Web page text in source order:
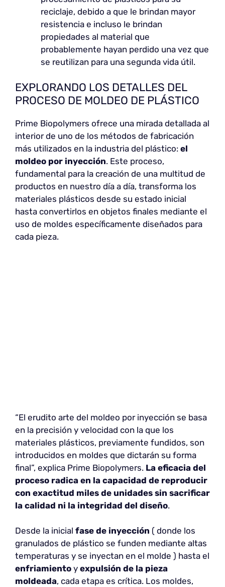
reciclaje, debido a que le brindan mayor
resistencia e incluso le brindan
propiedades al material que
probablemente hayan perdido una vez que
se reutilizan para una segunda vida útil.
EXPLORANDO LOS DETALLES DEL
PROCESO DE MOLDEO DE PLÁSTICO
Prime Biopolymers ofrece una mirada detallada al
interior de uno de los métodos de fabricación
más utilizados en la industria del plástico: el
moldeo por inyección. Este proceso,
fundamental para la creación de una multitud de
productos en nuestro día a día, transforma los
materiales plásticos desde su estado inicial
hasta convertirlos en objetos finales mediante el
uso de moldes específicamente diseñados para
cada pieza.
“El erudito arte del moldeo por inyección se basa
en la precisión y velocidad con la que los
materiales plásticos, previamente fundidos, son
introducidos en moldes que dictarán su forma
final”, explica Prime Biopolymers. La eficacia del
proceso radica en la capacidad de reproducir
con exactitud miles de unidades sin sacrificar
la calidad ni la integridad del diseño.
Desde la inicial fase de inyección ( donde los
granulados de plástico se funden mediante altas
temperaturas y se inyectan en el molde ) hasta el
enfriamiento y expulsión de la pieza
moldeada, cada etapa es crítica. Los moldes,